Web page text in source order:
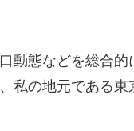
動態などを総合的
私の地元である